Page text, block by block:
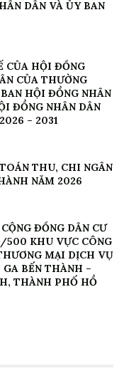
DÂN VÀ ỦY BAN
CỦA HỘI ĐỒNG
CỦA THƯỜNG
HỘI ĐỒNG NHÂN
ĐỒNG NHÂN DÂN
– 2031
THU, CHI NGÂN
NĂM 2026
ĐỒNG DÂN CƯ
500 KHU VỰC CÔNG
MẠI DỊCH VỤ
BẾN THÀNH –
THÀNH PHỐ HỒ